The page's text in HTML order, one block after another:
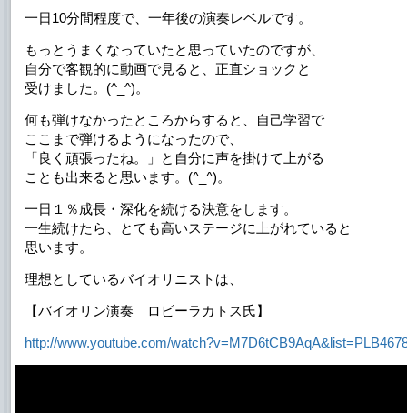
一日10分間程度で、一年後の演奏レベルです。
もっとうまくなっていたと思っていたのですが、
自分で客観的に動画で見ると、正直ショックと
受けました。(^_^)。
何も弾けなかったところからすると、自己学習で
ここまで弾けるようになったので、
「良く頑張ったね。」と自分に声を掛けて上がる
ことも出来ると思います。(^_^)。
一日１％成長・深化を続ける決意をします。
一生続けたら、とても高いステージに上がれていると
思います。
理想としているバイオリニストは、
【バイオリン演奏 ロビーラカトス氏】
http://www.youtube.com/